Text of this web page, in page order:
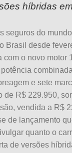
híbridas
seguros do
Brasil desde
o novo motor
e sete
R$ 229.950,
vendida a R$
de lançamento
quanto o
de versões